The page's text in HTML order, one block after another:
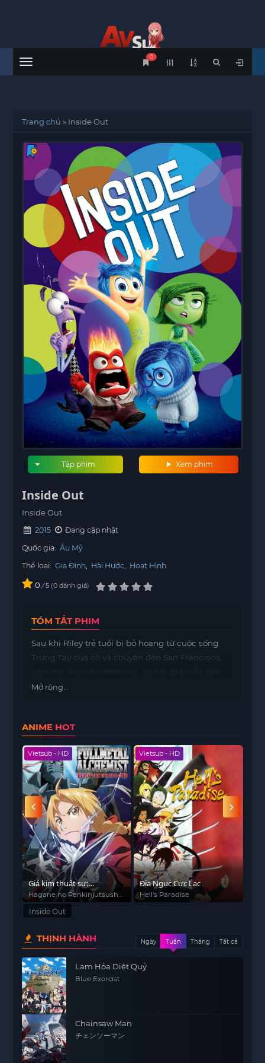
Menu
0
Trang chủ » Inside Out
Xem phim
Tập phim
Inside Out
Inside Out
2015
Đang cập nhật
Quốc gia: Âu Mỹ
Thể loại: Gia Đình, Hài Hước, Hoạt Hình
0 / 5 0 đánh giá
TÓM TẮT PHIM
Sau khi Riley trẻ tuổi bị bỏ hoang từ cuộc sống
Trung Tây của cô và chuyển đến San Francisco,
tởm và buồn bã – xung đột về cách tốt nhất để
Mở rộng...
ANIME HOT
Vietsub - HD
Giả kim thuật sư:
BROTHERHOOD
Hagane no Renkinjutsushi:
Fullmetal Alchemist
Fullmetal Alchemist (2009)
Vietsub - HD
Địa Ngục Cực Lạc
Hell's Paradise
Inside Out
THỊNH HÀNH Ngày Tuần Tháng Tất cả
Lam Hỏa Diệt Quỷ
Blue Exorcist
Chainsaw Man
チェンソーマン